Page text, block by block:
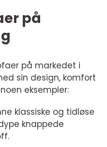
på
på markedet i
sin design, komfort
eksempler:
klassiske og tidløse
knappede